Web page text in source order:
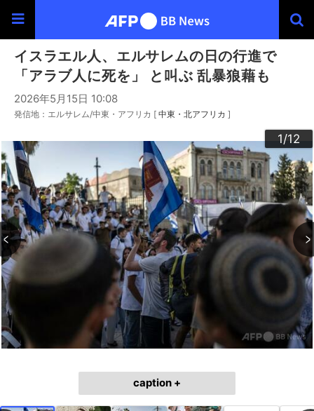
イスラエル人、エルサレムの日の行進で
「アラブ人に死を」 と叫ぶ 乱暴狼藉も
2026年5月15日 10:08
発信地：エルサレム/中東・アフリカ [ 中東・北アフリカ ]
1/12
2/12
3/12
4/12
5/12
6/12
7/12
8/12
9/12
10/12
11/12
12/12
caption +